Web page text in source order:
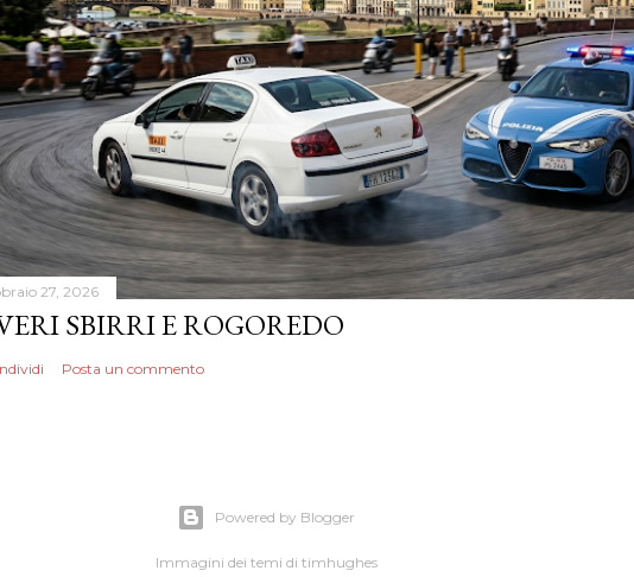
27, 2026
SBIRRI E ROGOREDO
Posta un commento
Powered by Blogger
Immagini dei temi di timhughes